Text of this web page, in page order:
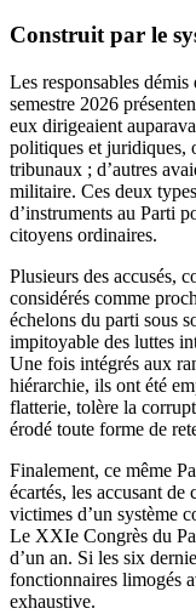
Construit par le
Les responsables
semestre 2026
eux dirigeaient
politiques et juridiques,
tribunaux ; d’autres
militaire. Ces deux
d’instruments au Parti
citoyens ordinaires.
Plusieurs des accusés,
considérés comme
échelons du parti sous
impitoyable des luttes
Une fois intégrés aux
hiérarchie, ils ont été
flatterie, tolère la
érodé toute forme de
Finalement, ce même
écartés, les accusant
victimes d’un système
Le XXIe Congrès du
d’un an. Si les six
fonctionnaires limogés
exhaustive.